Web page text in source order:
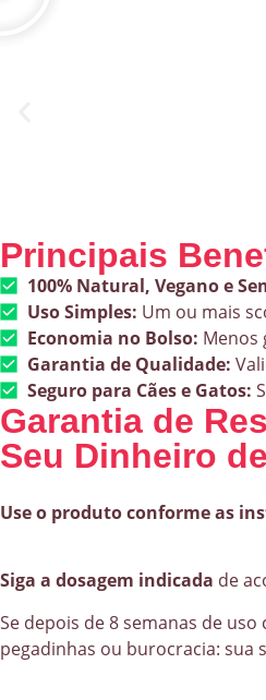
Principais
100% Natural, Vegano e
Uso Simples: Um ou mais
Economia no Bolso: Menos
Garantia de Qualidade:
Seguro para Cães e Gatos:
Garantia de
Seu Dinheiro
Use o produto conforme as
Siga a dosagem indicada de
Se depois de 8 semanas de
pegadinhas ou burocracia: sua